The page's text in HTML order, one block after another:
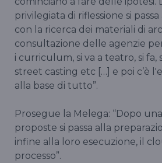
privilegiata di riflessione si
con la ricerca dei materiali di
consultazione delle agenzie
i curriculum, si va a teatro, si fa,
street casting etc […] e poi c’è
alla base di tutto”.
Prosegue la Melega: “Dopo
proposte si passa alla
infine alla loro esecuzione, il
processo”.